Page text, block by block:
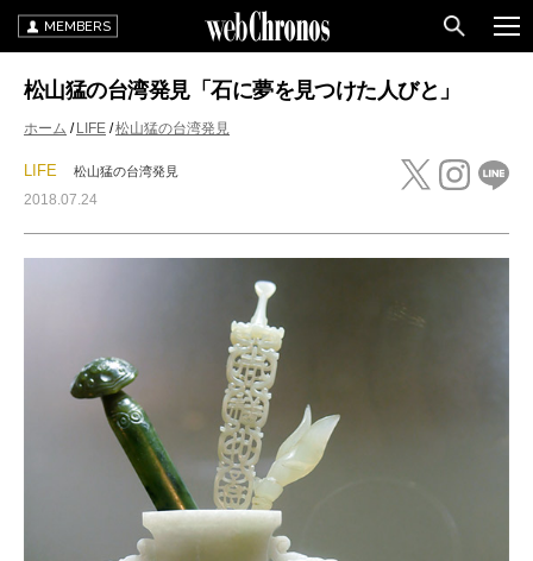
MEMBERS
松山猛の台湾発見「石に夢を見つけた人びと」
ホーム LIFE 松山猛の台湾発見
LIFE 松山猛の台湾発見
2018.07.24